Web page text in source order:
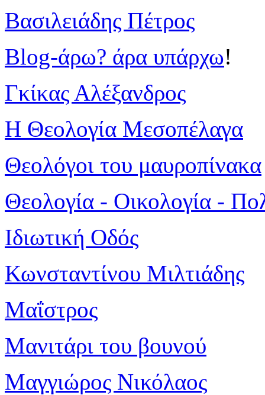
Βασιλειάδης Πέτρος
Blog-άρω? άρα υπάρχω!
Γκίκας Αλέξανδρος
Η Θεολογία Μεσοπέλαγα
Θεολόγοι του μαυροπίνακα
Θεολογία - Οικολογία -
Ιδιωτική Οδός
Κωνσταντίνου Μιλτιάδης
Μαΐστρος
Μανιτάρι του βουνού
Μαγγιώρος Νικόλαος